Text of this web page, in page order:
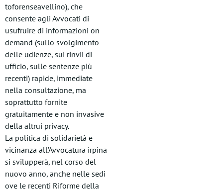
toforenseavellino), che
consente agli Avvocati di
usufruire di informazioni on
demand (sullo svolgimento
delle udienze, sui rinvii di
ufficio, sulle sentenze più
recenti) rapide, immediate
nella consultazione, ma
soprattutto fornite
gratuitamente e non invasive
della altrui privacy.
La politica di solidarietà e
vicinanza all’Avvocatura irpina
si svilupperà, nel corso del
nuovo anno, anche nelle sedi
ove le recenti Riforme della